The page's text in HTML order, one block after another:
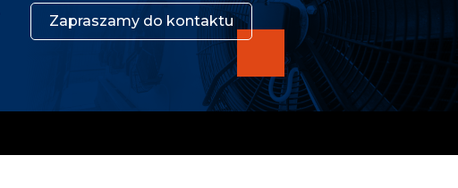
Zapraszamy do kontaktu